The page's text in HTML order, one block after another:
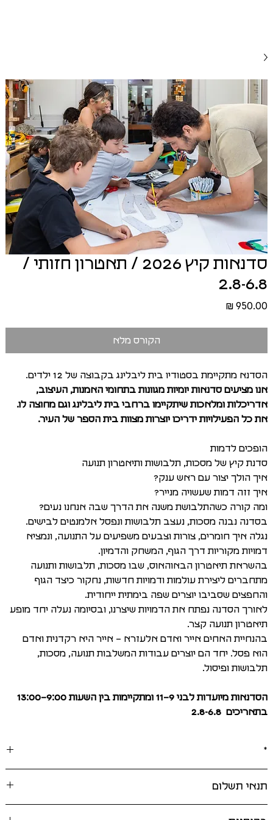
סדנאות קיץ 2026 / תאטרון חזותי /
2.8-6.8
מחיר
הקורס מלא
הסדנא מתקיימת בסטודיו בית ליבלינג בקבוצה של 12 ילדים.
אנו מציעים סדנאות יומיות מגוונות בתחומי האמנות, העיצוב,
אדריכלות ומלאכות שיתקיימו ברחבי בית ליבלינג וגם מחוצה לו.
את כל הפעילויות ידריכו יוצרות מצוות בית הספר של העיר.
הופכים לדמות
סדנת קיץ של מסכות, תלבושות ותיאטרון תנועה
איך הולך יצור עם ראש ענק?
איך זזה דמות שעשויה מנייר?
ומה קורה כשהתלבושת משנה את הדרך שבה אנחנו נעים?
בסדנה נבנה מסכות, נעצב תלבושות ונפסל אלמנטים לבישים.
נגלה איך חומרים, צורות וצבעים משפיעים על התנועה, ונמציא
דמויות מקוריות דרך הגוף, המשחק והדמיון.
בהשראת תיאטרון הבאוהאוס, שבו מסכות, תלבושות ותנועה
מתחברים ליצירת עולמות ודמויות חדשות, נחקור כיצד הגוף
והחפצים שסביבו יוצרים שפה בימתית ייחודית.
לאורך הסדנה נפתח את הדמויות שיצרנו, ובסיומה נעלה יחד מופע
תיאטרון תנועה קצר.
בהנחיית האחים אייר ואדם אלעזרא – אייר היא רקדנית ואדם
הוא פסל. יחד הם יוצרים עבודות המשלבות תנועה, מסכות,
תלבושות ופיסול.
הסדנאות מיועדות לבני 9–11 ומתקיימות בין השעות 9:00–13:00
בתאריכים 2.8-6.8
*
תנאי תשלום